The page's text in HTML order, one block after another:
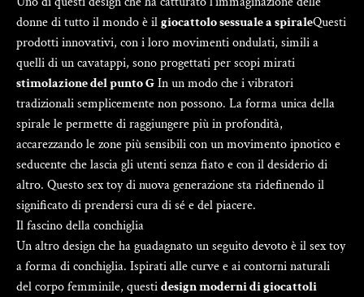
donne di tutto il mondo è ilgiocattolo sessuale a spiraleQuesti
prodotti innovativi, con i loro movimenti ondulati, simili a
quelli di un cavatappi, sono progettati per scopi mirati
stimolazione del punto GIn un modo che i vibratori
tradizionali semplicemente non possono. La forma unica della
spirale le permette di raggiungere più in profondità,
accarezzando le zone più sensibili con un movimento ipnotico e
seducente che lascia gli utenti senza fiato e con il desiderio di
altro. Questo sex toy di nuova generazione sta ridefinendo il
significato di prendersi cura di sé e del piacere.
Il fascino della conchiglia
Un altro design che ha guadagnato un seguito devoto è il sex toy
a forma di conchiglia. Ispirati alle curve e ai contorni naturali
del corpo femminile, questidesign moderni di giocattoli